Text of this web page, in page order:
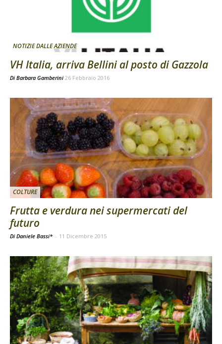
NOTIZIE DALLE AZIENDE
VH Italia, arriva Bellini al posto di Gazzola
Di Barbara Gamberini 26 Febbraio 2016
COLTURE
Frutta e verdura nei supermercati del
futuro
Di Daniele Bassi* - 11 Dicembre 2015